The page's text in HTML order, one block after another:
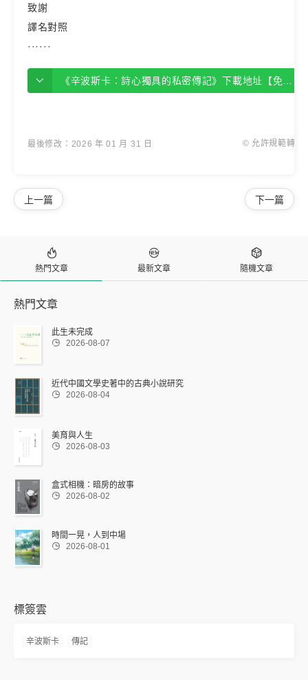
致謝
譯名對照
······
《辛波斯卡：詩心獨具的私密傳記》下載地址【免費下載】
最後修改：2026 年 01 月 31 日 © 允許規範轉載
下一篇
上一篇

熱門文章

最新文章

隨機文章
熱門文章
此生未完成
 2026-08-07
近代中國文學史著中的古典小說研究
 2026-08-04
美育與人生
 2026-08-03
盒式相機：暗房的故事
 2026-08-02
時間一晃，人到中場
 2026-08-01
標簽雲
辛波斯卡 傳記